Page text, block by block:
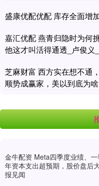
盛康优配优配 库存全面增
嘉汇优配 燕青归隐时为何
他这才叫活得通透_卢俊义
芝麻财富 西方实在想不通
顺势成赢家，美以到底为啥
金牛配资 Meta四季度业绩、
年资本支出超预期，股价盘后
报见闻